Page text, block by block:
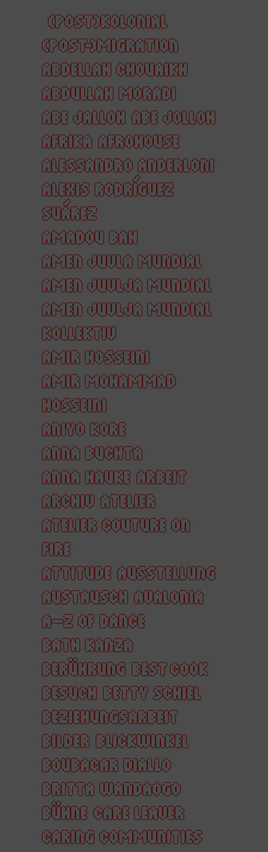
(POST)KOLONIAL
(POST-)MIGRATION
ABDELLAH CHOUAIKH
ABDULLAH MORADI
ABE JALLOH ABE JOLLOH
AFRIKA AFROHOUSE
ALESSANDRO ANDERLONI
ALEXIS RODRÍGUEZ
SUÁREZ
AMADOU BAH
AMEN JUVLA MUNDIAL
AMEN JUVLJA MUNDIAL
AMEN JUVLJA MUNDIAL
KOLLEKTIV
AMIR HOSSEINI
AMIR MOHAMMAD
HOSSEINI
ANIYO KORE
ANNA BUCHTA
ANNA HAUKE ARBEIT
ARCHIV ATELIER
ATELIER COUTURE ON
FIRE
ATTITUDE AUSSTELLUNG
AUSTAUSCH AVALONIA
A–Z OF DANCE
BATH KANZA
BERÜHRUNG BEST COOK
BESUCH BETTY SCHIEL
BEZIEHUNGSARBEIT
BILDER BLICKWINKEL
BOUBACAR DIALLO
BRITTA WANDAOGO
BÜHNE CARE LEAVER
CARING COMMUNITIES